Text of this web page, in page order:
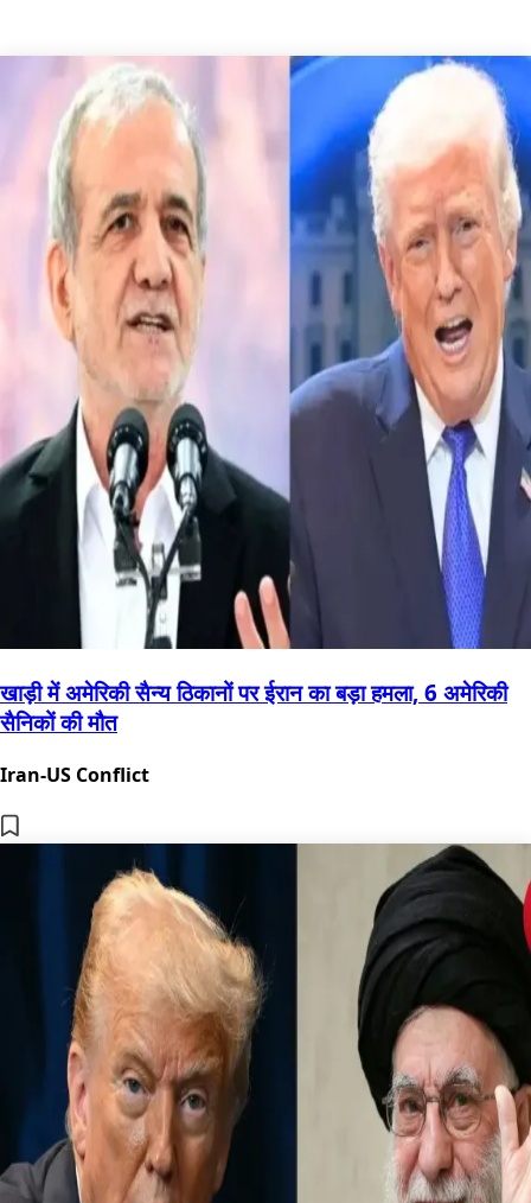
खाड़ी में अमेरिकी सैन्य ठिकानों पर ईरान का बड़ा हमला, 6 अमेरिकी
सैनिकों की मौत
Iran-US Conflict